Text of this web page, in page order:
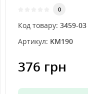
0
Код товару: 3459-03
Артикул: KM190
376 грн